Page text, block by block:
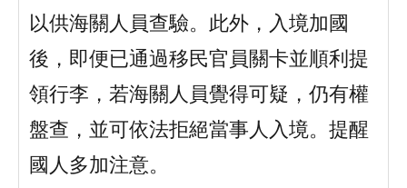
以供海關人員查驗。此外，入境加國
後，即便已通過移民官員關卡並順利提
領行李，若海關人員覺得可疑，仍有權
盤查，並可依法拒絕當事人入境。提醒
國人多加注意。